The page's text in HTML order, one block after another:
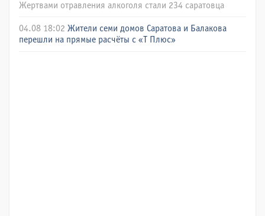
Жертвами отравления алкоголя стали 234 саратовца
04.08 18:02 Жители семи домов Саратова и Балакова
перешли на прямые расчёты с «Т Плюс»